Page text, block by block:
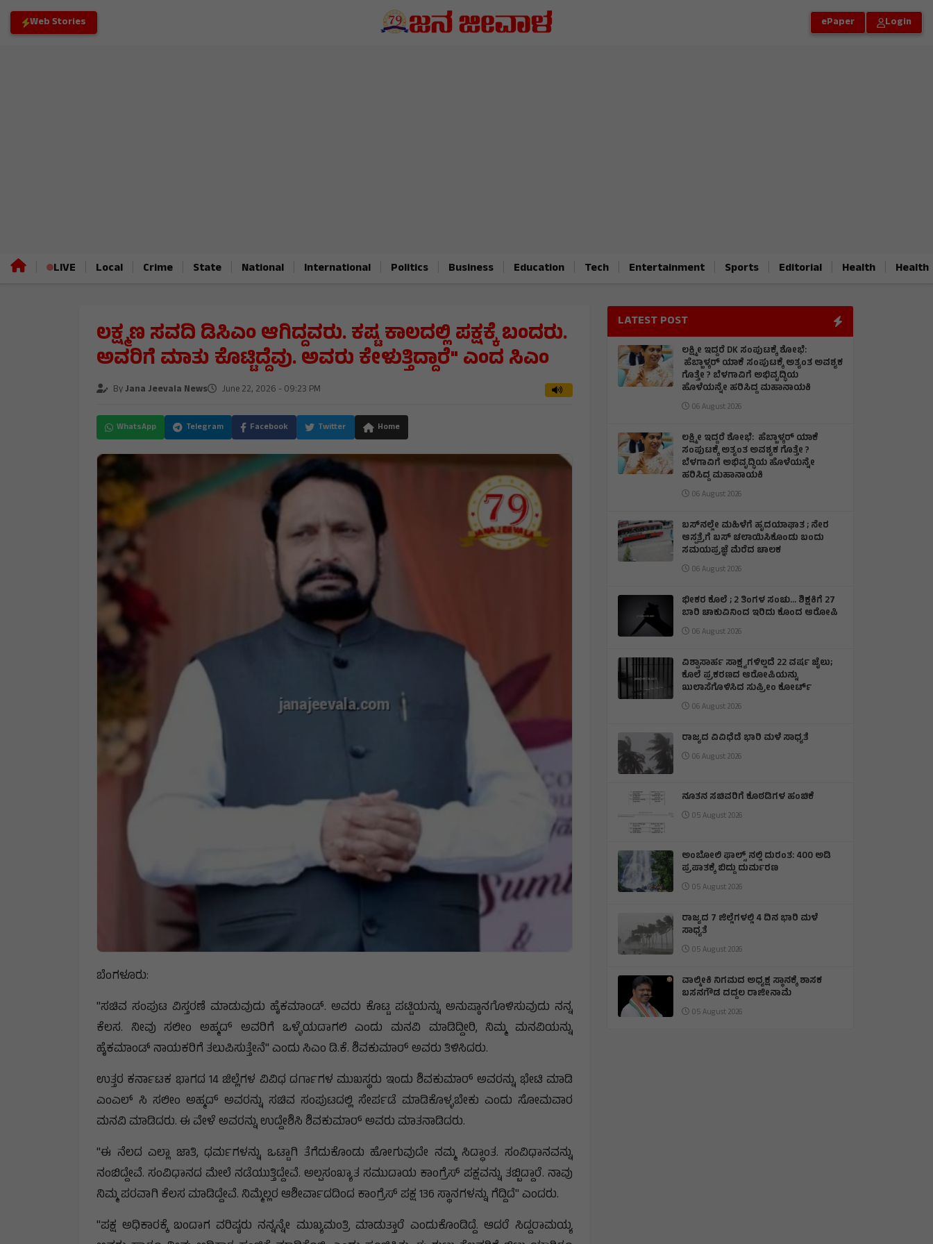
Web Stories ePaper Login
LIVE Local Crime State National International Politics Business Education Tech Entertainment Sports Editorial Health Health
ಲಕ್ಷ್ಮಣ ಸವದಿ ಡಿಸಿಎಂ ಆಗಿದ್ದವರು. ಕಷ್ಟ ಕಾಲದಲ್ಲಿ ಪಕ್ಷಕ್ಕೆ ಬಂದರು.
ಅವರಿಗೆ ಮಾತು ಕೊಟ್ಟಿದ್ದೆವು. ಅವರು ಕೇಳುತ್ತಿದ್ದಾರೆ" ಎಂದ ಸಿಎಂ
ByJana Jeevala News June 22, 2026 - 09:23 PM
WhatsApp Telegram Facebook Twitter Home
ಬೆಂಗಳೂರು:
"ಸಚಿವ ಸಂಪುಟ ವಿಸ್ತರಣೆ ಮಾಡುವುದು ಹೈಕಮಾಂಡ್. ಅವರು ಕೊಟ್ಟ ಪಟ್ಟಿಯನ್ನು ಅನುಷ್ಠಾನಗೊಳಿಸುವುದು ನನ್ನ
ಕೆಲಸ. ನೀವು ಸಲೀಂ ಅಹ್ಮದ್ ಅವರಿಗೆ ಒಳ್ಳೆಯದಾಗಲಿ ಎಂದು ಮನವಿ ಮಾಡಿದ್ದೀರಿ, ನಿಮ್ಮ ಮನವಿಯನ್ನು
ಹೈಕಮಾಂಡ್ ನಾಯಕರಿಗೆ ತಲುಪಿಸುತ್ತೇನೆ" ಎಂದು ಸಿಎಂ ಡಿ.ಕೆ. ಶಿವಕುಮಾರ್ ಅವರು ತಿಳಿಸಿದರು.
ಉತ್ತರ ಕರ್ನಾಟಕ ಭಾಗದ 14 ಜಿಲ್ಲೆಗಳ ವಿವಿಧ ದರ್ಗಾಗಳ ಮುಖಸ್ಥರು ಇಂದು ಶಿವಕುಮಾರ್ ಅವರನ್ನು ಭೇಟಿ ಮಾಡಿ
ಎಂಎಲ್ ಸಿ ಸಲೀಂ ಅಹ್ಮದ್ ಅವರನ್ನು ಸಚಿವ ಸಂಪುಟದಲ್ಲಿ ಸೇರ್ಪಡೆ ಮಾಡಿಕೊಳ್ಳಬೇಕು ಎಂದು ಸೋಮವಾರ
ಮನವಿ ಮಾಡಿದರು. ಈ ವೇಳೆ ಅವರನ್ನು ಉದ್ದೇಶಿಸಿ ಶಿವಕುಮಾರ್ ಅವರು ಮಾತನಾಡಿದರು.
"ಈ ನೆಲದ ಎಲ್ಲಾ ಜಾತಿ, ಧರ್ಮಗಳನ್ನು ಒಟ್ಟಾಗಿ ತೆಗೆದುಕೊಂಡು ಹೋಗುವುದೇ ನಮ್ಮ ಸಿದ್ಧಾಂತ. ಸಂವಿಧಾನವನ್ನು
ನಂಬಿದ್ದೇವೆ. ಸಂವಿಧಾನದ ಮೇಲೆ ನಡೆಯುತ್ತಿದ್ದೇವೆ. ಅಲ್ಪಸಂಖ್ಯಾತ ಸಮುದಾಯ ಕಾಂಗ್ರೆಸ್ ಪಕ್ಷವನ್ನು ತಬ್ಬಿದ್ದಾರೆ.‌ ನಾವು
ನಿಮ್ಮ ಪರವಾಗಿ ಕೆಲಸ ಮಾಡಿದ್ದೇವೆ. ನಿಮ್ಮೆಲ್ಲರ ಆಶೀರ್ವಾದದಿಂದ ಕಾಂಗ್ರೆಸ್ ಪಕ್ಷ 136 ಸ್ಥಾನಗಳನ್ನು ಗೆದ್ದಿದೆ" ಎಂದರು.
"ಪಕ್ಷ ಅಧಿಕಾರಕ್ಕೆ ಬಂದಾಗ ವರಿಷ್ಠರು ನನ್ನನ್ನೇ ಮುಖ್ಯಮಂತ್ರಿ ಮಾಡುತ್ತಾರೆ ಎಂದುಕೊಂಡಿದ್ದೆ. ಆದರೆ ಸಿದ್ದರಾಮಯ್ಯ
LATEST POST
ಲಕ್ಷ್ಮೀ ಇದ್ದರೆ DK ಸಂಪುಟಕ್ಕೆ ಶೋಭೆ:
ಹೆಬ್ಬಾಳ್ಕರ್ ಯಾಕೆ ಸಂಪುಟಕ್ಕೆ ಅತ್ಯಂತ ಅವಶ್ಯಕ
ಗೊತ್ತೇ ? ಬೆಳಗಾವಿಗೆ ಅಭಿವೃದ್ಧಿಯ
ಹೊಳೆಯನ್ನೇ ಹರಿಸಿದ್ದ ಮಹಾನಾಯಕಿ
06 August 2026
ಲಕ್ಷ್ಮೀ ಇದ್ದರೆ ಶೋಭೆ: ಹೆಬ್ಬಾಳ್ಕರ್ ಯಾಕೆ
ಸಂಪುಟಕ್ಕೆ ಅತ್ಯಂತ ಅವಶ್ಯಕ ಗೊತ್ತೇ ?
ಬೆಳಗಾವಿಗೆ ಅಭಿವೃದ್ಧಿಯ ಹೊಳೆಯನ್ನೇ
ಹರಿಸಿದ್ದ ಮಹಾನಾಯಕಿ
06 August 2026
ಬಸ್‌ನಲ್ಲೇ ಮಹಿಳೆಗೆ ಹೃದಯಾಘಾತ ; ನೇರ
ಆಸ್ಪತ್ರೆಗೆ ಬಸ್‌ ಚಲಾಯಿಸಿಕೊಂಡು ಬಂದು
ಸಮಯಪ್ರಜ್ಞೆ ಮೆರೆದ ಚಾಲಕ
06 August 2026
ಭೀಕರ ಕೊಲೆ ; 2 ತಿಂಗಳ ಸಂಚು… ಶಿಕ್ಷಕಿಗೆ 27
ಬಾರಿ ಚಾಕುವಿನಿಂದ ಇರಿದು ಕೊಂದ ಆರೋಪಿ
06 August 2026
ವಿಶ್ವಾಸಾರ್ಹ ಸಾಕ್ಷ್ಯಗಳಿಲ್ಲದೆ 22 ವರ್ಷ ಜೈಲು;
ಕೊಲೆ ಪ್ರಕರಣದ ಆರೋಪಿಯನ್ನು
ಖುಲಾಸೆಗೊಳಿಸಿದ ಸುಪ್ರೀಂ ಕೋರ್ಟ್
06 August 2026
ರಾಜ್ಯದ ವಿವಿಧೆಡೆ ಭಾರಿ ಮಳೆ ಸಾಧ್ಯತೆ
06 August 2026
ನೂತನ ಸಚಿವರಿಗೆ ಕೊಠಡಿಗಳ ಹಂಚಿಕೆ
05 August 2026
ಅಂಬೋಲಿ ಫಾಲ್ಸ್ ನಲ್ಲಿ ದುರಂತ: 400 ಅಡಿ
ಪ್ರಪಾತಕ್ಕೆ ಬಿದ್ದು ದುರ್ಮರಣ
05 August 2026
ರಾಜ್ಯದ 7 ಜಿಲ್ಲೆಗಳಲ್ಲಿ 4 ದಿನ ಭಾರಿ ಮಳೆ
ಸಾಧ್ಯತೆ
05 August 2026
ವಾಲ್ಮೀಕಿ ನಿಗಮದ ಅಧ್ಯಕ್ಷ ಸ್ಥಾನಕ್ಕೆ ಶಾಸಕ
ಬಸನಗೌಡ ದದ್ದಲ ರಾಜೀನಾಮೆ
05 August 2026